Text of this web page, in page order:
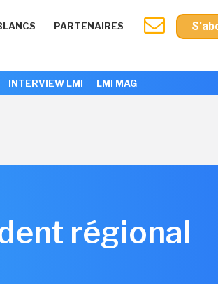
PARTENAIRES
INTERVIEW LMI LMI MAG
régional